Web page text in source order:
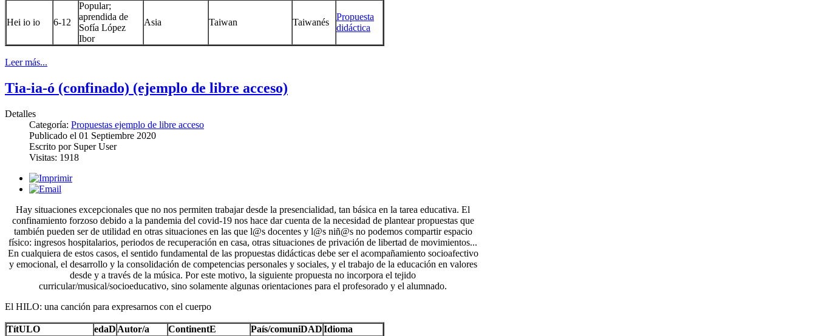
Hei io io 6-12
Popular;
aprendida de
Sofía López
Ibor
Asia Taiwan Taiwanés
Propuesta
didáctica
Leer más...
Tia-ia-ó (confinado) (ejemplo de libre acceso)
Detalles
Categoría: Propuestas ejemplo de libre acceso
Publicado el 01 Septiembre 2020
Escrito por Super User
Visitas: 1918
Hay situaciones excepcionales que no nos permiten trabajar desde la presencialidad, tan básica en la tarea educativa. El
confinamiento forzoso debido a la pandemia del covid-19 nos hace dar cuenta de la necesidad de plantear propuestas que
también pueden ser de utilidad en otras situaciones en las que l@s docentes y l@s niñ@s no podemos compartir espacio
físico: ingresos hospitalarios, periodos de recuperación en casa, otras situaciones de privación de libertad de movimientos...
En cualquiera de estos casos, el sentido fundamental de las propuestas didácticas debe ser el acompañamiento socioafectivo
y emocional, el desarrollo y la consolidación de competencias personales y sociales, y el trabajo de la educación en valores
desde y a través de la música. Por este motivo, la siguiente propuesta no incorpora el tejido
curricular/musical/socioeducativo, sino solamente algunas orientaciones para el profesorado y el alumnado.
El HILO: una canción para expresarnos con el cuerpo
TítULO edaD Autor/a ContinentE País/comuniDADIdioma